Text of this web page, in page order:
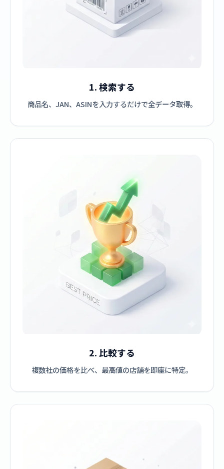
1. 検索する
商品名、JAN、ASINを入力するだけで全データ取得。
2. 比較する
複数社の価格を比べ、最高値の店舗を即座に特定。